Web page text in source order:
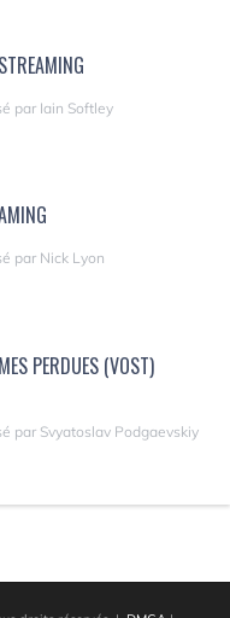
par Iain Softley
par Nick Lyon
PERDUES (VOST)
par Svyatoslav Podgaevskiy